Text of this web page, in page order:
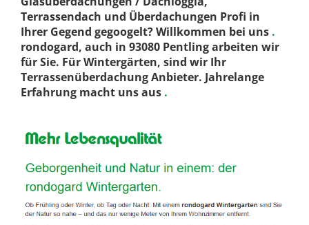
Terrassendach und Überdachungen Profi in
Ihrer Gegend gegoogelt? Willkommen bei uns .
rondogard, auch in 93080 Pentling arbeiten wir
für Sie. Für Wintergärten, sind wir Ihr
Terrassenüberdachung Anbieter. Jahrelange
Erfahrung macht uns aus .